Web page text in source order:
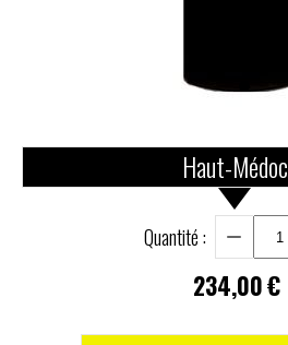
Haut-Médoc
Quantité :
234,00€